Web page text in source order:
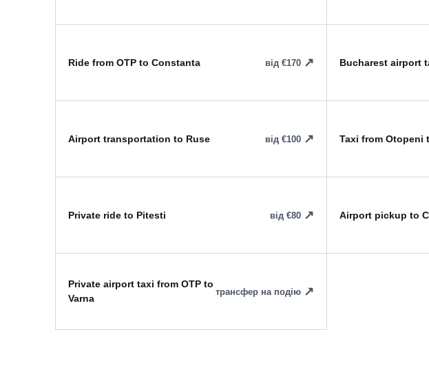
Ride from OTP to Constanta від €170 Bucharest airport
Airport transportation to Ruse від €100 Taxi from Otopeni
Private ride to Pitesti від €80 Airport pickup to
Private airport taxi from OTP to
Varna
трансфер на подію